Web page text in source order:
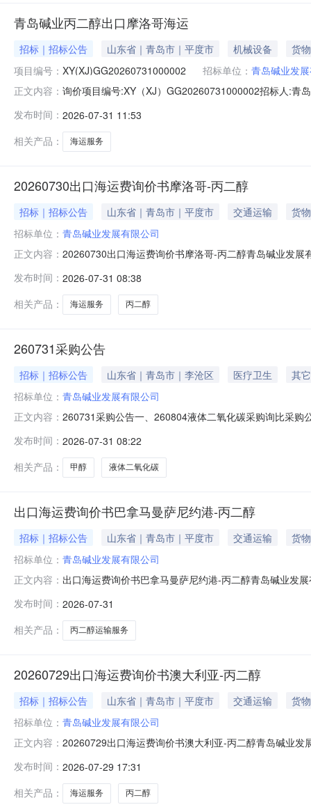
青岛碱业丙二醇出口摩洛哥海运
招标｜招标公告 山东省｜青岛市｜平度市 机械设备
货物
项目编号： XY(XJ)GG20260731000002 招标单位： 青岛碱业发
正文内容： 询价项目编号:XY（XJ）GG20260731000002招标人:青
话:15020060015
发布时间： 2026-07-31 11:53
相关产品：
海运服务
20260730出口海运费询价书摩洛哥-丙二醇
招标｜招标公告 山东省｜青岛市｜平度市 交通运输
货物
招标单位： 青岛碱业发展有限公司
正文内容： 20260730出口海运费询价书摩洛哥-丙二醇青岛碱业发
过程中需做好防雨防潮、防漏措施。1.3．预估运输数量
货地点：
发布时间： 2026-07-31 08:38
相关产品：
海运服务 丙二醇
260731采购公告
招标｜招标公告 山东省｜青岛市｜李沧区 医疗卫生
其它
招标单位： 青岛碱业发展有限公司
正文内容： 260731采购公告一、260804液体二氧化碳采购询比采
发布时间： 2026-07-31 08:22
相关产品：
甲醇 液体二氧化碳
出口海运费询价书巴拿马曼萨尼约港-丙二醇
招标｜招标公告 山东省｜青岛市｜平度市 交通运输
货物
招标单位： 青岛碱业发展有限公司
正文内容： 出口海运费询价书巴拿马曼萨尼约港-丙二醇青岛碱业发
过程中需做好防雨防潮、防漏措施。1.3．预估运输数量
货地点：山东省青岛平
发布时间： 2026-07-31
相关产品：
丙二醇运输服务
20260729出口海运费询价书澳大利亚-丙二醇
招标｜招标公告 山东省｜青岛市｜平度市 交通运输
货物
招标单位： 青岛碱业发展有限公司
正文内容： 20260729出口海运费询价书澳大利亚-丙二醇青岛碱业
输过程中需做好防雨防潮、防漏措施。1.3．预估运输数
发货地点
发布时间： 2026-07-29 17:31
相关产品：
海运服务 丙二醇